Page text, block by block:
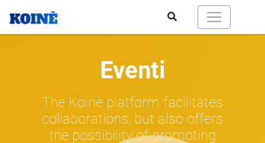
Eventi
The Koinè platform facilitates
collaborations, but also offers
the possibility of promoting